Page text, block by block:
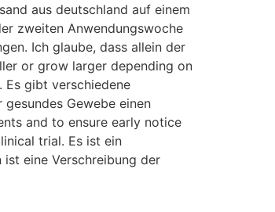
aus deutschland auf einem
zweiten Anwendungswoche
Ich glaube, dass allein der
or grow larger depending on
Es gibt verschiedene
Gewebe einen
and to ensure early notice
trial. Es ist ein
eine Verschreibung der